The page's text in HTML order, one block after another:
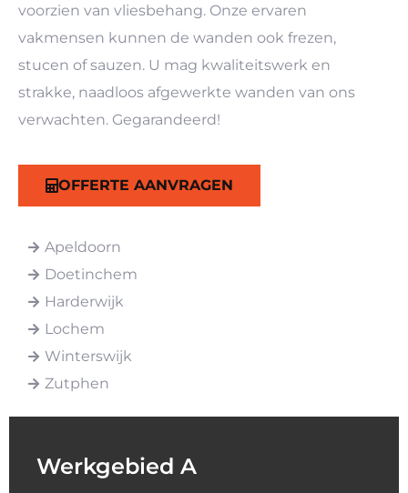
voorzien van vliesbehang. Onze ervaren
vakmensen kunnen de wanden ook frezen,
stucen of sauzen. U mag kwaliteitswerk en
strakke, naadloos afgewerkte wanden van ons
verwachten. Gegarandeerd!
OFFERTE AANVRAGEN
Apeldoorn
Doetinchem
Harderwijk
Lochem
Winterswijk
Zutphen
Werkgebied A